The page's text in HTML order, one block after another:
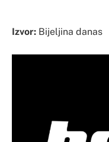
Izvor: Bijeljina danas